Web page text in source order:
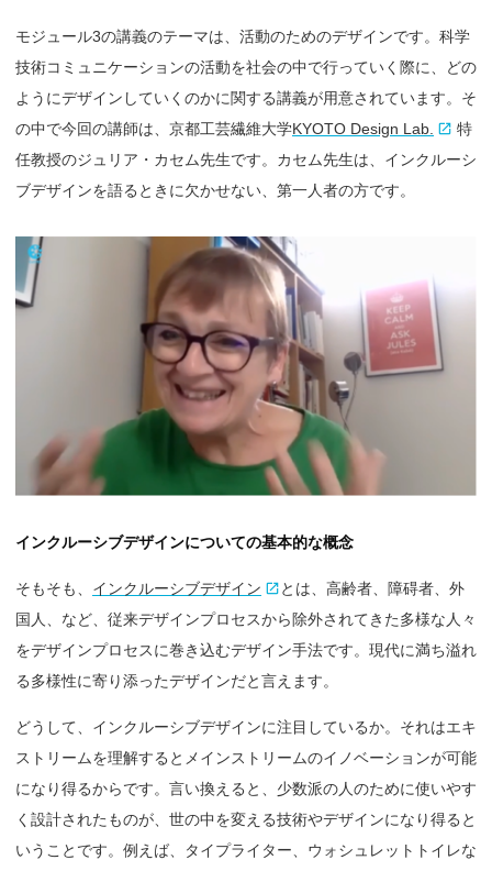
モジュール3の講義のテーマは、活動のためのデザインです。科学
技術コミュニケーションの活動を社会の中で行っていく際に、どの
ようにデザインしていくのかに関する講義が用意されています。そ
の中で今回の講師は、京都工芸繊維大学KYOTO Design Lab.
特
任教授のジュリア・カセム先生です。カセム先生は、インクルーシ
ブデザインを語るときに欠かせない、第一人者の方です。
インクルーシブデザインについての基本的な概念
そもそも、 インクルーシブデザイン
とは、高齢者、障碍者、外
国人、など、従来デザインプロセスから除外されてきた多様な人々
をデザインプロセスに巻き込むデザイン手法です。現代に満ち溢れ
る多様性に寄り添ったデザインだと言えます。
どうして、インクルーシブデザインに注目しているか。それはエキ
ストリームを理解するとメインストリームのイノベーションが可能
になり得るからです。言い換えると、少数派の人のために使いやす
く設計されたものが、世の中を変える技術やデザインになり得ると
いうことです。例えば、タイプライター、ウォシュレットトイレな